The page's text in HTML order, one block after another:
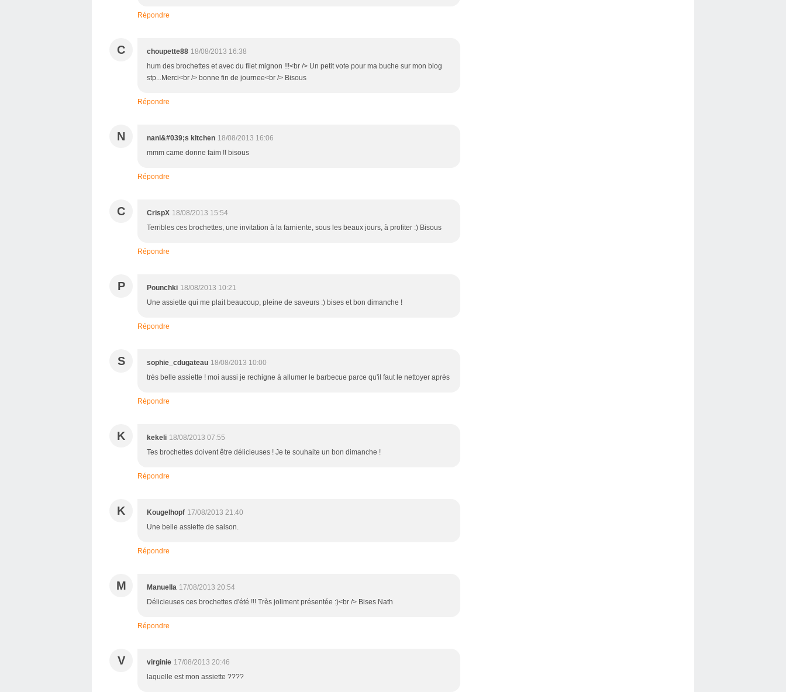
Répondre
C choupette88 18/08/2013 16:38
hum des brochettes et avec du filet mignon !!!<br /> Un petit vote pour ma buche sur mon blog
stp...Merci<br /> bonne fin de journee<br /> Bisous
Répondre
N nani&#039;s kitchen 18/08/2013 16:06
mmm came donne faim !! bisous
Répondre
C CrispX 18/08/2013 15:54
Terribles ces brochettes, une invitation à la farniente, sous les beaux jours, à profiter :) Bisous
Répondre
P Pounchki 18/08/2013 10:21
Une assiette qui me plait beaucoup, pleine de saveurs :) bises et bon dimanche !
Répondre
S sophie_cdugateau 18/08/2013 10:00
très belle assiette ! moi aussi je rechigne à allumer le barbecue parce qu'il faut le nettoyer après
Répondre
K kekeli 18/08/2013 07:55
Tes brochettes doivent être délicieuses ! Je te souhaite un bon dimanche !
Répondre
K Kougelhopf 17/08/2013 21:40
Une belle assiette de saison.
Répondre
M Manuella 17/08/2013 20:54
Délicieuses ces brochettes d'été !!! Très joliment présentée :)<br /> Bises Nath
Répondre
V virginie 17/08/2013 20:46
laquelle est mon assiette ????